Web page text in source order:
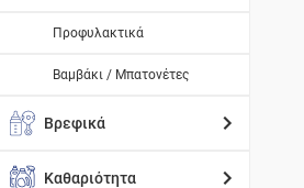
Προφυλακτικά
Βαμβάκι / Μπατονέτες
Βρεφικά
Καθαριότητα